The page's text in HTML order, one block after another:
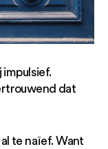
dat
te naïef. Want